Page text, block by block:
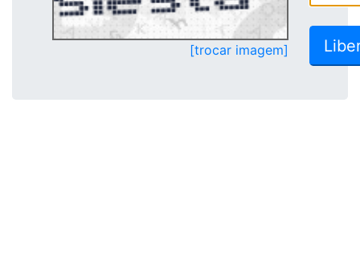
[trocar imagem]